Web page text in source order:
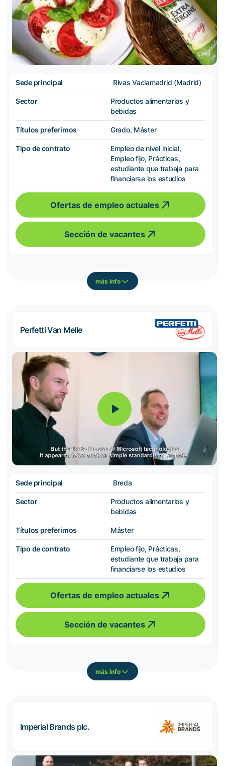
Sede principal Rivas Vaciamadrid (Madrid)
Sector
Productos alimentarios y
bebidas
Títulos preferimos Grado, Máster
Tipo de contrato
Empleo de nivel inicial,
Empleo fijo, Prácticas,
estudiante que trabaja para
financiarse los estudios
Ofertas de empleo actuales
Sección de vacantes
más info
Perfetti Van Melle
Sede principal Breda
Sector
Productos alimentarios y
bebidas
Títulos preferimos Máster
Tipo de contrato
Empleo fijo, Prácticas,
estudiante que trabaja para
financiarse los estudios
Ofertas de empleo actuales
Sección de vacantes
más info
Imperial Brands plc.